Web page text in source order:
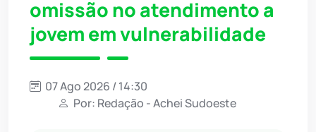
omissão no atendimento a
jovem em vulnerabilidade
07 Ago 2026 / 14:30
Por: Redação - Achei Sudoeste